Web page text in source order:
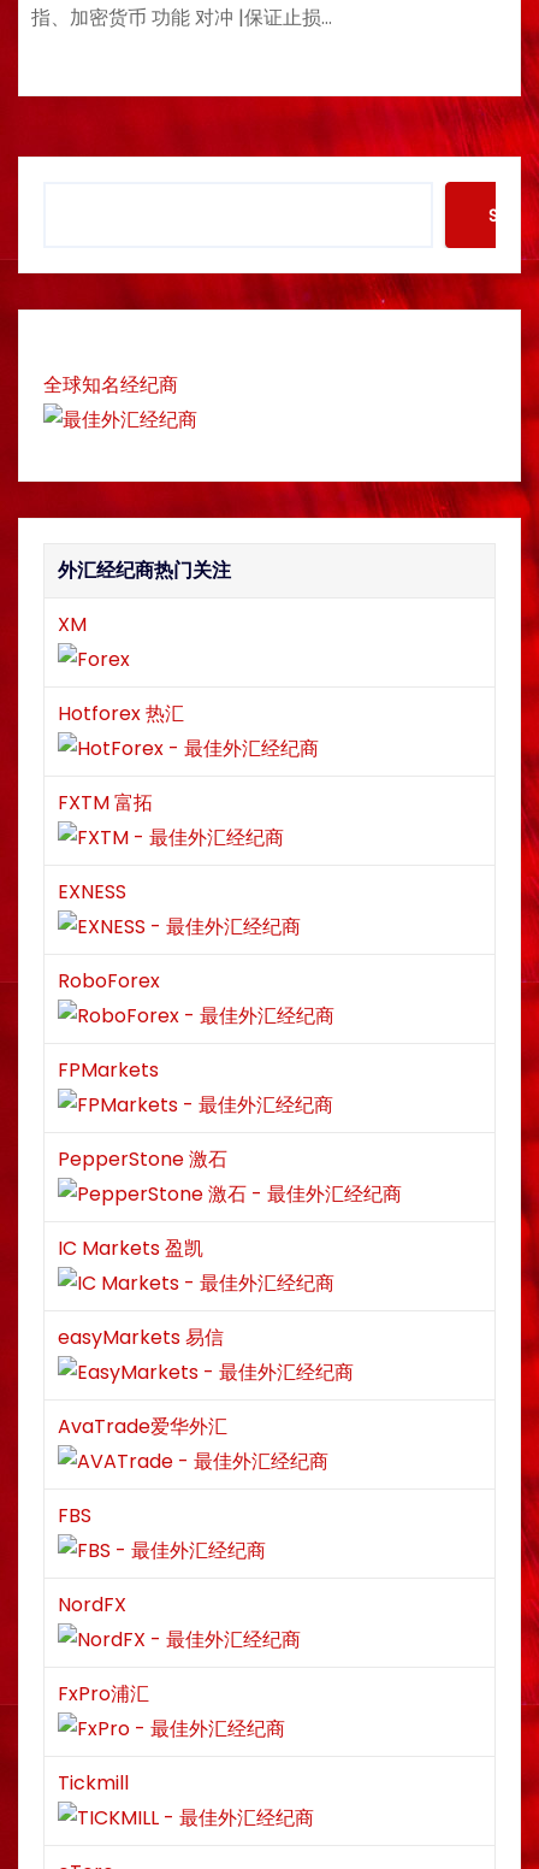
指、加密货币 功能 对冲 |保证止损…
c
全球知名经纪商
外汇经纪商热门关注
XM
Hotforex 热汇
FXTM 富拓
EXNESS
RoboForex
FPMarkets
PepperStone 激石
IC Markets 盈凯
easyMarkets 易信
AvaTrade爱华外汇
FBS
NordFX
FxPro浦汇
Tickmill